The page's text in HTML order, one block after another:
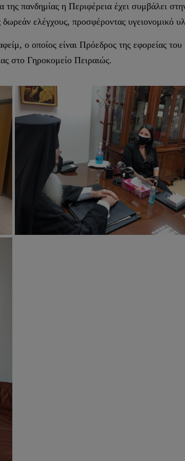
της πανδημίας η Περιφέρεια έχει συμβάλει
ελέγχους, προσφέροντας υγειονομικό
ο οποίος είναι Πρόεδρος της εφορείας
στο Γηροκομείο Πειραιώς.